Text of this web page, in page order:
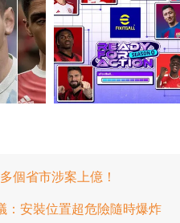
個省市涉案上億！
：安裝位置超危險隨時爆炸